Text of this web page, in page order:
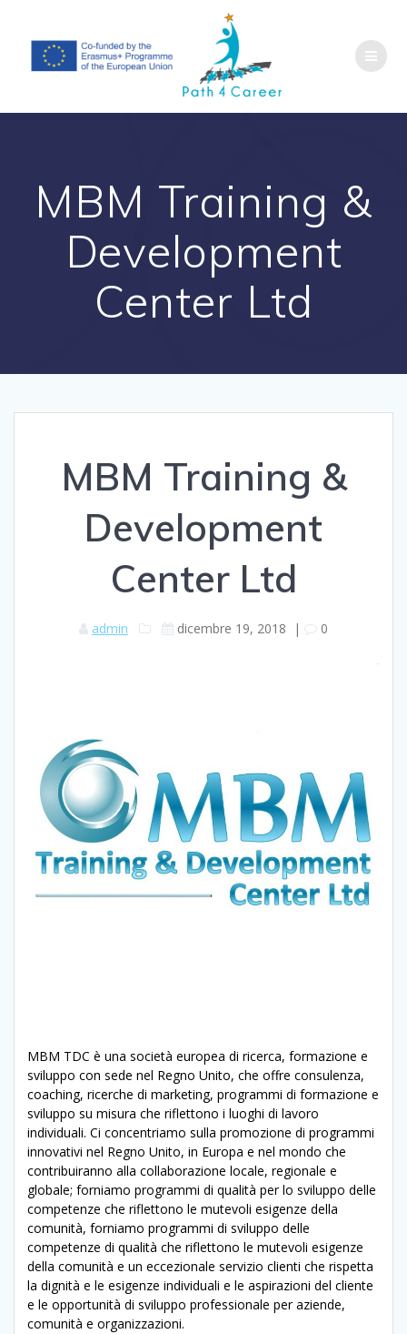
Salta
contenuto
MBM Training &
Development
Center Ltd
MBM Training &
Development
Center Ltd
admin dicembre 19, 2018 | 0
MBM TDC è una società europea di ricerca, formazione e
sviluppo con sede nel Regno Unito, che offre consulenza,
coaching, ricerche di marketing, programmi di formazione e
sviluppo su misura che riflettono i luoghi di lavoro
individuali. Ci concentriamo sulla promozione di programmi
innovativi nel Regno Unito, in Europa e nel mondo che
contribuiranno alla collaborazione locale, regionale e
globale; forniamo programmi di qualità per lo sviluppo delle
competenze che riflettono le mutevoli esigenze della
comunità, forniamo programmi di sviluppo delle
competenze di qualità che riflettono le mutevoli esigenze
della comunità e un eccezionale servizio clienti che rispetta
la dignità e le esigenze individuali e le aspirazioni del cliente
e le opportunità di sviluppo professionale per aziende,
comunità e organizzazioni.